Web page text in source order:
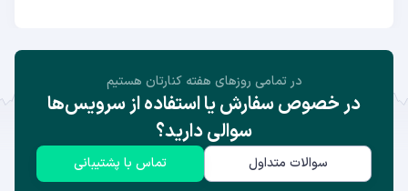
در تمامی روز‌های هفته کنارتان هستیم
در خصوص سفارش یا استفاده از سرویس‌ها
سوالی دارید؟
سوالات متداول تماس با پشتیبانی